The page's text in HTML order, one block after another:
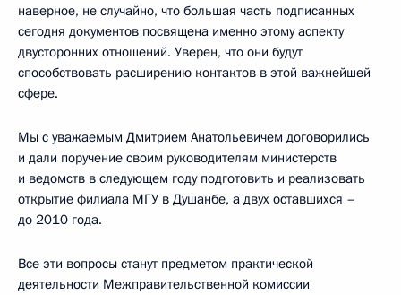
наверное, не случайно, что большая часть подписанных
сегодня документов посвящена именно этому аспекту
двусторонних отношений. Уверен, что они будут
способствовать расширению контактов в этой важнейшей
сфере.
Мы с уважаемым Дмитрием Анатольевичем договорились
и дали поручение своим руководителям министерств
и ведомств в следующем году подготовить и реализовать
открытие филиала МГУ в Душанбе, а двух оставшихся –
до 2010 года.
Все эти вопросы станут предметом практической
деятельности Межправительственной комиссии